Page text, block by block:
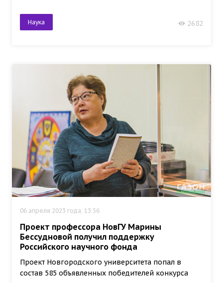
Наука 2682
06 апреля 2023 года, 13:56
Проект профессора НовГУ Марины
Бессудновой получил поддержку
Российского научного фонда
Проект Новгородского университета попал в
состав 585 объявленных победителей конкурса